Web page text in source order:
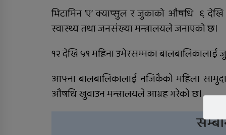
कर्णालीमा विपद् प्रतिकार्य
कालीकोटका नौ पालिकाको
चार अर्ब ५५ करोड बजेट
भिटामिन ‘ए’ क्याप्सुल र जुकाको औषधि ६
स्वास्थ्य तथा जनसंख्या मन्त्रालयले जनाएको छ।
१२ देखि ५९ महिना उमेरसम्मका
आफ्ना बालबालिकालाई नजिकैको महिला
औषधि खुवाउन मन्त्रालयले आग्रह गरेको छ।